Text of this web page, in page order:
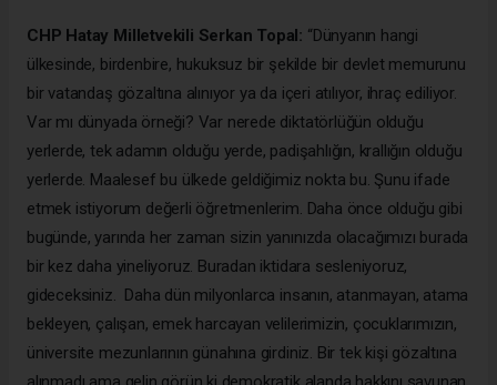
CHP Hatay Milletvekili Serkan Topal: “Dünyanın hangi
ülkesinde, birdenbire, hukuksuz bir şekilde bir devlet memurunu
bir vatandaş gözaltına alınıyor ya da içeri atılıyor, ihraç ediliyor.
Var mı dünyada örneği? Var nerede diktatörlüğün olduğu
yerlerde, tek adamın olduğu yerde, padişahlığın, krallığın olduğu
yerlerde. Maalesef bu ülkede geldiğimiz nokta bu. Şunu ifade
etmek istiyorum değerli öğretmenlerim. Daha önce olduğu gibi
bugünde, yarında her zaman sizin yanınızda olacağımızı burada
bir kez daha yineliyoruz. Buradan iktidara sesleniyoruz,
gideceksiniz. Daha dün milyonlarca insanın, atanmayan, atama
bekleyen, çalışan, emek harcayan velilerimizin, çocuklarımızın,
üniversite mezunlarının günahına girdiniz. Bir tek kişi gözaltına